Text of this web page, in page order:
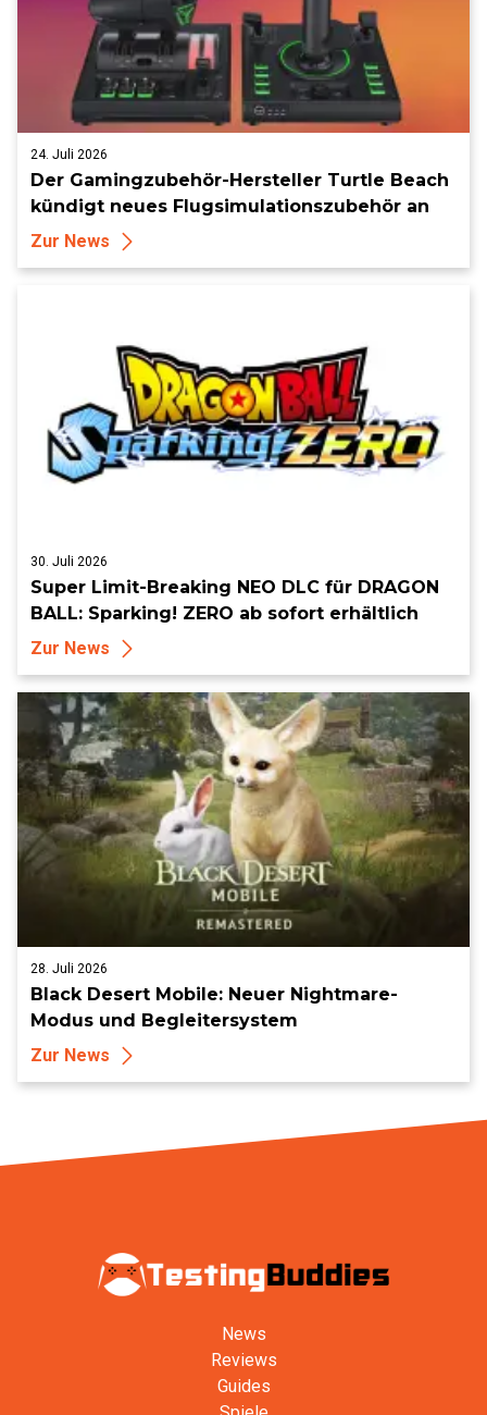
24. Juli 2026
Der Gamingzubehör-Hersteller Turtle Beach
kündigt neues Flugsimulationszubehör an
Zur News
30. Juli 2026
Super Limit-Breaking NEO DLC für DRAGON
BALL: Sparking! ZERO ab sofort erhältlich
Zur News
28. Juli 2026
Black Desert Mobile: Neuer Nightmare-
Modus und Begleitersystem
Zur News
News
Reviews
Guides